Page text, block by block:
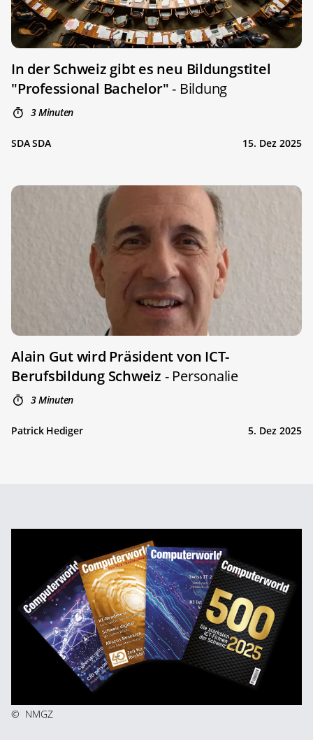
In der Schweiz gibt es neu Bildungstitel
"Professional Bachelor"- Bildung
3 Minuten
SDA SDA 15. Dez 2025
Alain Gut wird Präsident von ICT-
Berufsbildung Schweiz - Personalie
3 Minuten
Patrick Hediger 5. Dez 2025
© NMGZ